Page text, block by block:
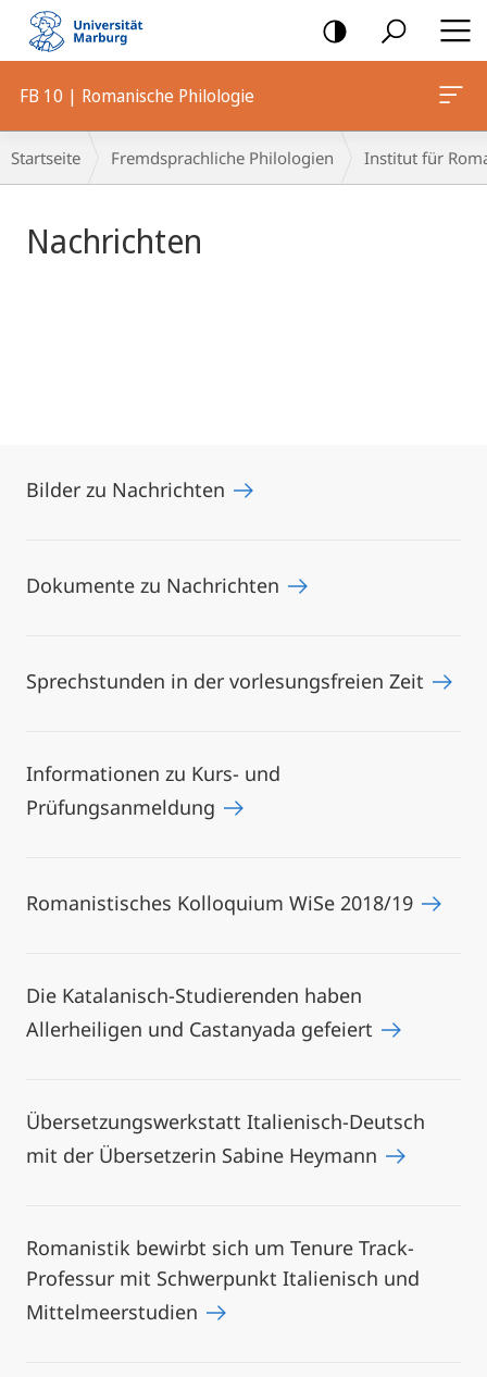
Mobile-
Navigation
FB 10 | Romanische Philologie
Hauptinhalt
Breadcrumb-
Navigation
Startseite Fremdsprachliche Philologien Institut für
Nachrichten
Bilder zu Nachrichten
Dokumente zu Nachrichten
Sprechstunden in der vorlesungsfreien Zeit
Informationen zu Kurs- und
Prüfungsanmeldung
Romanistisches Kolloquium WiSe 2018/19
Die Katalanisch-Studierenden haben
Allerheiligen und Castanyada gefeiert
Übersetzungswerkstatt Italienisch-Deutsch
mit der Übersetzerin Sabine Heymann
Romanistik bewirbt sich um Tenure Track-
Professur mit Schwerpunkt Italienisch und
Mittelmeerstudien